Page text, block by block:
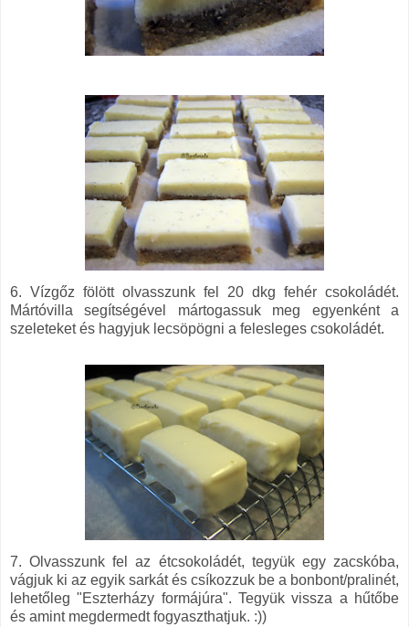
6. Vízgőz fölött olvasszunk fel 20 dkg fehér csokoládét.
Mártóvilla segítségével mártogassuk meg egyenként a
szeleteket és hagyjuk lecsöpögni a felesleges csokoládét.
7. Olvasszunk fel az étcsokoládét, tegyük egy zacskóba,
vágjuk ki az egyik sarkát és csíkozzuk be a bonbont/pralinét,
lehetőleg "Eszterházy formájúra". Tegyük vissza a hűtőbe
és amint megdermedt fogyaszthatjuk. :))